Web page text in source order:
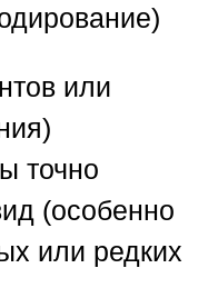
или
точно
(особенно
или редких